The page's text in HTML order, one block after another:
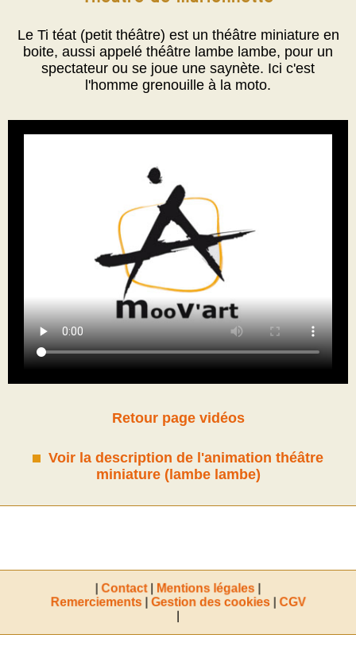
Le Ti téat (petit théâtre) est un théâtre miniature en
boite, aussi appelé théâtre lambe lambe, pour un
spectateur ou se joue une saynète. Ici c'est
l'homme grenouille à la moto.
Retour page vidéos
Voir la description de l'animation théâtre
miniature (lambe lambe)
Contact
Mentions légales
Remerciements
Gestion des cookies CGV